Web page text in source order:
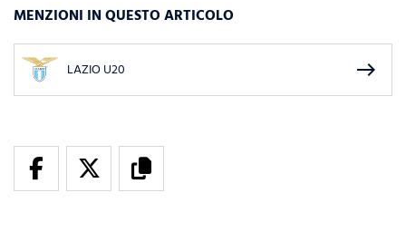
MENZIONI IN QUESTO ARTICOLO
LAZIO U20 east